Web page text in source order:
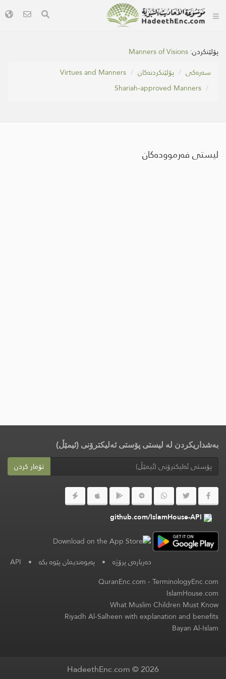
پۆلێنکردن:Manners of Visions
سه‌ره‌كی
پۆلێنکردنەکان
Virtues and Manners
Shariah-approved Manners
لیستی فەرموودەکان
بەشداریکردن لە لیستی پۆستی ئەلیکترۆنی (ئیمێڵ)
تۆمار کردن
github.com/IslamHouse-API
دەربارەی پرۆژە • پەیوەندیمان پێوە بکە •
API
QuranEnc.com-TerminologyEnc.com
IslamHouse.com
What Muslim Children Must Know
Riyadh Al-Salheen with explanation and benefits
Bayan Al-Islam
HadeethEnc.com © 2026